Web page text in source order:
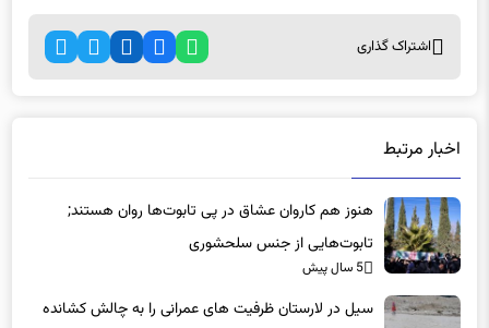
اشتراک گذاری
اخبار مرتبط
هنوز هم کاروان عشاق در پی تابوت‌ها روان هستند;
تابوت‌هایی از جنس سلحشوری
5 سال پیش
سیل در لارستان ظرفیت های عمرانی را به چالش کشانده